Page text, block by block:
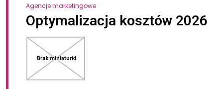
Agencje marketingowe
Optymalizacja kosztów 2026